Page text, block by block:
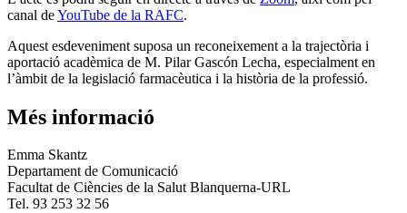
canal deYouTube de la RAFC.
Aquest esdeveniment suposa un reconeixement a la trajectòria i
aportació acadèmica de M. Pilar Gascón Lecha, especialment en
l’àmbit de la legislació farmacèutica i la història de la professió.
Més informació
Emma Skantz
Departament de Comunicació
Facultat de Ciències de la Salut Blanquerna-URL
Tel. 93 253 32 56